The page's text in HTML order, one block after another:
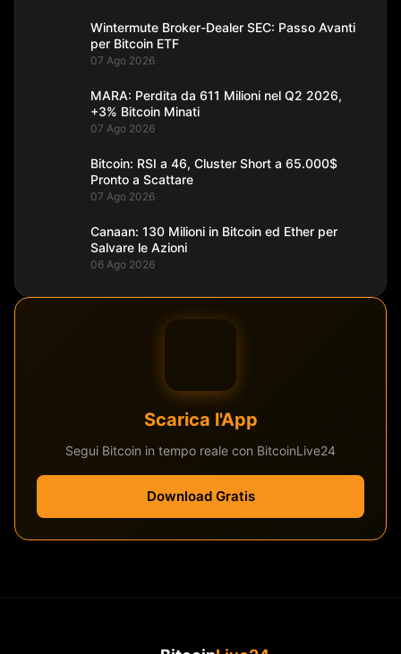
Wintermute Broker-Dealer SEC: Passo Avanti
per Bitcoin ETF
07 Ago 2026
MARA: Perdita da 611 Milioni nel Q2 2026,
+3% Bitcoin Minati
07 Ago 2026
Bitcoin: RSI a 46, Cluster Short a 65.000$
Pronto a Scattare
07 Ago 2026
Canaan: 130 Milioni in Bitcoin ed Ether per
Salvare le Azioni
06 Ago 2026
Scarica l'App
Segui Bitcoin in tempo reale con BitcoinLive24
Download Gratis